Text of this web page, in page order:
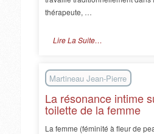
thérapeute, …
Lire La Suite…
Martineau Jean-Pierre
La résonance intime
toilette de la femme
La femme (féminité à fleur de